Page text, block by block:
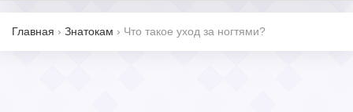
Главная › Знатокам › Что такое уход за ногтями?